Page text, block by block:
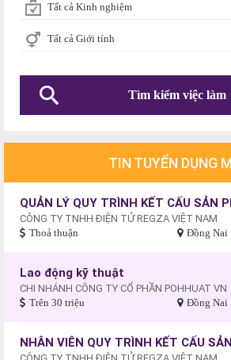
Tất cả Kinh nghiệm
Tất cả Giới tính
TIN TUYỂN DỤNG
QUẢN LÝ QUY TRÌNH KẾT CẤU SẢN
CÔNG TY TNHH ĐIỆN TỬ REGZA VIỆT NAM
Thoả thuận Đồng Nai
Lao động kỹ thuật
CHI NHÁNH CÔNG TY CỔ PHẦN POHHUAT VN
Trên 30 triệu Đồng Nai
NHÂN VIÊN QUY TRÌNH KẾT CẤU